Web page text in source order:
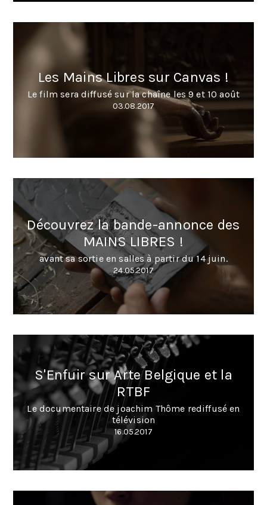
Les Mains Libres sur Canvas !
Le film sera diffusé sur la chaîne les 9 et 10 août
03.08.2017
Découvrez la bande-annonce des
MAINS LIBRES !
avant sa sortie en salles à partir du 14 juin.
24.05.2017
S'Enfuir sur Arte Belgique et la
RTBF
Le documentaire de joachim Thôme rediffusé en
télévision
16.05.2017